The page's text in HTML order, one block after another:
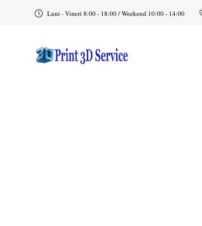
Luni - Vineri 8:00 - 18:00 / Weekend 10:00 - 14:00